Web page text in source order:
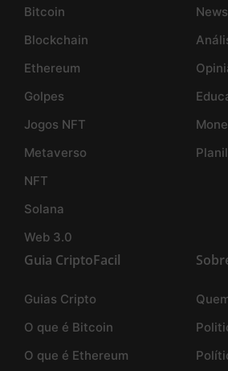
Bitcoin
Blockchain
Ethereum
Golpes
Jogos NFT
Metaverso
NFT
Solana
Web 3.0
Guia CriptoFacil
Guias Cripto
O que é Bitcoin
O que é Ethereum